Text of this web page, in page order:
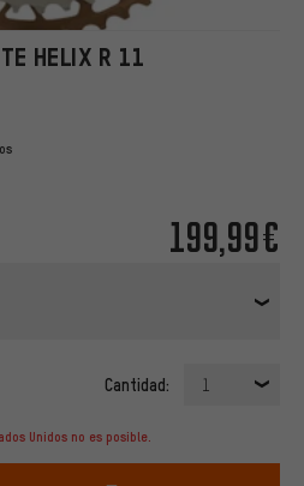
HELIX R 11
199,99€
Cantidad: 1
Unidos no es posible.